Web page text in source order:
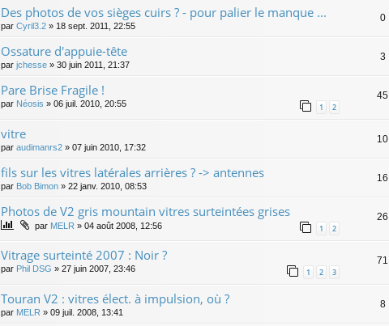
Des photos de vos sièges cuirs ? - pour palier le manque ...
par Cyril3.2 » 18 sept. 2011, 22:55
0
Ossature d'appuie-tête
par jchesse » 30 juin 2011, 21:37
3
Pare Brise Fragile !
par Néosis » 06 juil. 2010, 20:55 1 2
45
vitre
par audimanrs2 » 07 juin 2010, 17:32
10
fils sur les vitres latérales arrières ? -> antennes
par Bob Bimon » 22 janv. 2010, 08:53
16
Photos de V2 gris mountain vitres surteintées grises
par MELR » 04 août 2008, 12:56 1 2
26
Vitrage surteinté 2007 : Noir ?
par Phil DSG » 27 juin 2007, 23:46 1 2 3
71
Touran V2 : vitres élect. à impulsion, où ?
par MELR » 09 juil. 2008, 13:41
8